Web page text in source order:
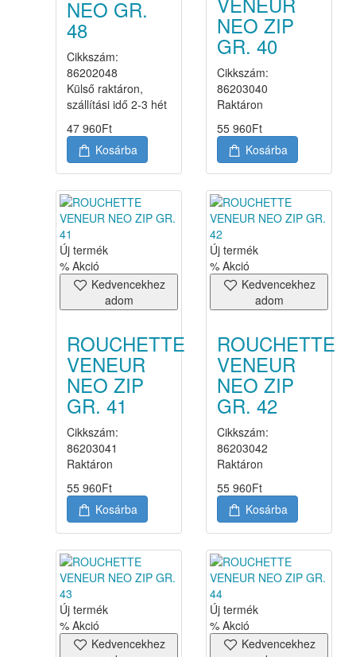
NEO GR.
48
Cikkszám:
86202048
Külső raktáron,
szállítási idő 2-3 hét
47 960Ft
Kosárba
NEO ZIP
GR. 40
Cikkszám:
86203040
Raktáron
55 960Ft
Kosárba
Új termék
% Akció
Kedvencekhez
adom
ROUCHETTE
VENEUR
NEO ZIP
GR. 41
Cikkszám:
86203041
Raktáron
55 960Ft
Kosárba
Új termék
% Akció
Kedvencekhez
adom
ROUCHETTE
VENEUR
NEO ZIP
GR. 42
Cikkszám:
86203042
Raktáron
55 960Ft
Kosárba
Új termék
% Akció
Kedvencekhez
Új termék
% Akció
Kedvencekhez